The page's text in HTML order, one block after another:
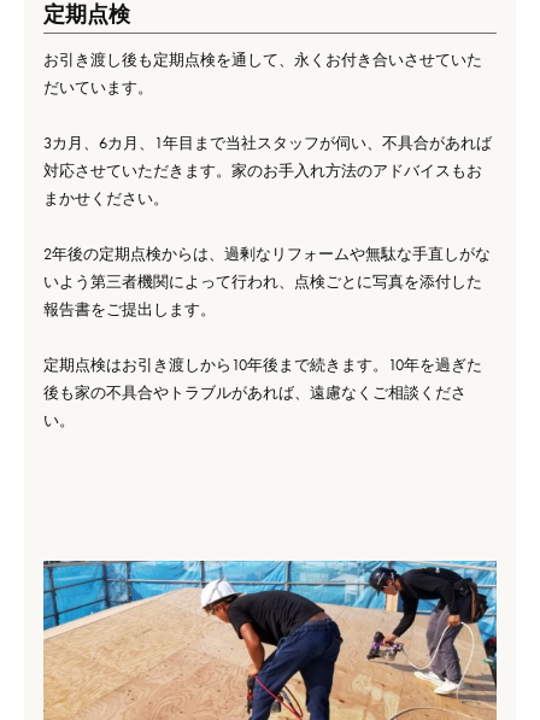
定期点検
お引き渡し後も定期点検を通して、永くお付き合いさせていた
だいています。
3カ月、6カ月、1年目まで当社スタッフが伺い、不具合があれば
対応させていただきます。家のお手入れ方法のアドバイスもお
まかせください。
2年後の定期点検からは、過剰なリフォームや無駄な手直しがな
いよう第三者機関によって行われ、点検ごとに写真を添付した
報告書をご提出します。
定期点検はお引き渡しから10年後まで続きます。10年を過ぎた
後も家の不具合やトラブルがあれば、遠慮なくご相談くださ
い。